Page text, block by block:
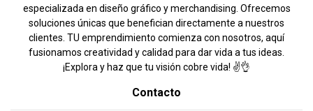
especializada en diseño gráfico y merchandising. Ofrecemos
soluciones únicas que benefician directamente a nuestros
clientes. TU emprendimiento comienza con nosotros, aquí
fusionamos creatividad y calidad para dar vida a tus ideas.
¡Explora y haz que tu visión cobre vida! ✌️👌
Contacto